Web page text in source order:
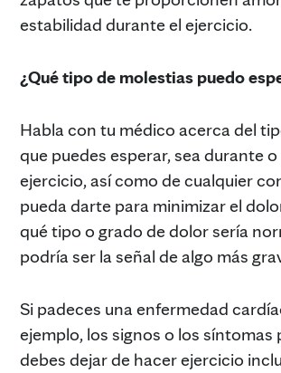
estabilidad durante el ejercicio.
¿Qué tipo de molestias puedo
Habla con tu médico acerca del
que puedes esperar, sea durante
ejercicio, así como de cualquier
pueda darte para minimizar el
qué tipo o grado de dolor sería
podría ser la señal de algo más
Si padeces una enfermedad
ejemplo, los signos o los síntomas
debes dejar de hacer ejercicio